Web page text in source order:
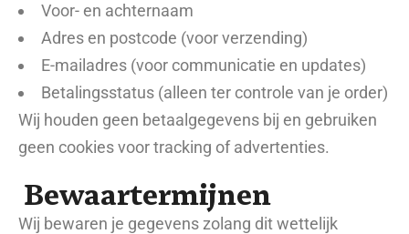
Voor- en achternaam
Adres en postcode (voor verzending)
E-mailadres (voor communicatie en updates)
Betalingsstatus (alleen ter controle van je order)
Wij houden geen betaalgegevens bij en gebruiken
geen cookies voor tracking of advertenties.
Bewaartermijnen
Wij bewaren je gegevens zolang dit wettelijk